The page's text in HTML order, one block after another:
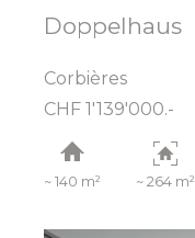
Doppelhaus
Corbières
CHF 1'139'000.-
~ 140 m² ~ 264 m²